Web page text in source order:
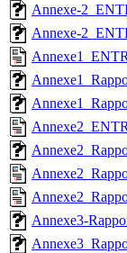
Annexe-
Annexe-
Annexe3-